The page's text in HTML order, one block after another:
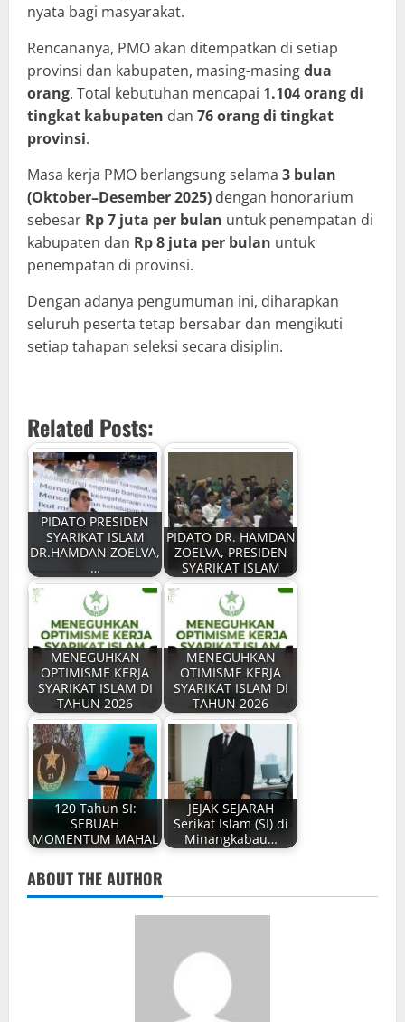
nyata bagi masyarakat.
Rencananya, PMO akan ditempatkan di setiap
provinsi dan kabupaten, masing-masingdua
orang. Total kebutuhan mencapai 1.104 orang di
tingkat kabupaten dan 76 orang di tingkat
provinsi.
Masa kerja PMO berlangsung selama 3 bulan
(Oktober–Desember 2025) dengan honorarium
sebesar Rp 7 juta per bulan untuk penempatan di
kabupaten dan Rp 8 juta per bulan untuk
penempatan di provinsi.
Dengan adanya pengumuman ini, diharapkan
seluruh peserta tetap bersabar dan mengikuti
setiap tahapan seleksi secara disiplin.
Related Posts:
PIDATO PRESIDEN
SYARIKAT ISLAM
DR.HAMDAN ZOELVA,
…
PIDATO DR. HAMDAN
ZOELVA, PRESIDEN
SYARIKAT ISLAM
MENEGUHKAN
OPTIMISME KERJA
SYARIKAT ISLAM DI
TAHUN 2026
MENEGUHKAN
OTIMISME KERJA
SYARIKAT ISLAM DI
TAHUN 2026
120 Tahun SI:
SEBUAH
MOMENTUM MAHAL
JEJAK SEJARAH
Serikat Islam (SI) di
Minangkabau…
ABOUT THE AUTHOR